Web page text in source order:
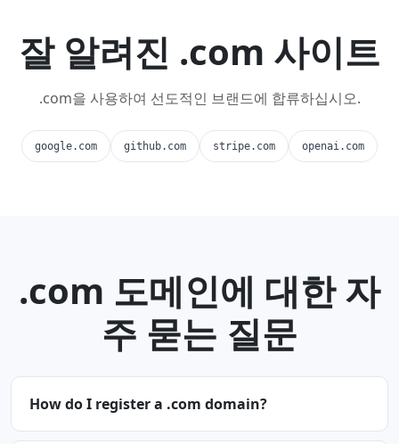
잘 알려진 .com 사이트
.com을 사용하여 선도적인 브랜드에 합류하십시오.
google.com github.com stripe.com openai.com
.com 도메인에 대한 자
주 묻는 질문
How do I register a .com domain?